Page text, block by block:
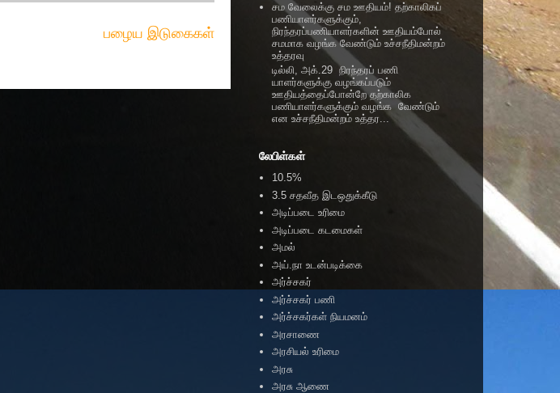
பழைய இடுகைகள்
சம வேலைக்கு சம ஊதியம்! தற்காலிகப்
பணியாளர்களுக்கும்,
நிரந்தரப்பணியாளர்களின் ஊதியம்போல்
சமமாக வழங்க வேண்டும் உச்சநீதிமன்றம்
உத்தரவு
டில்லி, அக்.29 நிரந்தரப் பணி
யாளர்களுக்கு வழங்கப்படும்
ஊதியத்தைப்போன்றே தற்காலிக
பணியாளர்களுக்கும் வழங்க வேண்டும்
என உச்சநீதிமன்றம் உத்தர...
லேபிள்கள்
10.5%
3.5 சதவீத இடஒதுக்கீடு
அடிப்படை உரிமை
அடிப்படை கடமைகள்
அமல்
அய்.நா உடன்படிக்கை
அர்ச்சகர்
அர்ச்சகர் பணி
அர்ச்சகர்கள் நியமனம்
அரசாணை
அரசியல் உரிமை
அரசு
அரசு ஆணை